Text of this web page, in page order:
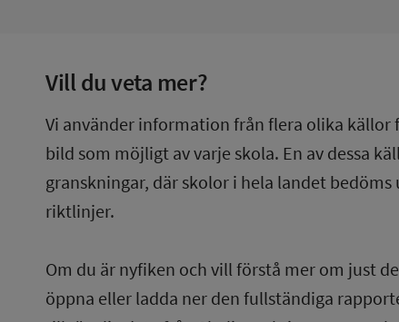
Vill du veta mer?
Vi använder information från flera olika källor
bild som möjligt av varje skola. En av dessa
granskningar, där skolor i hela landet
riktlinjer.
Om du är nyfiken och vill förstå mer om just
öppna eller ladda ner den fullständiga